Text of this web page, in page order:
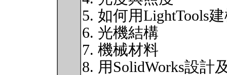
5. 如何用LightTools
6. 光機結構
7. 機械材料
8. 用SolidWorks設計